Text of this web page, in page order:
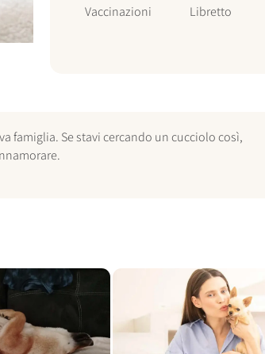
Vaccinazioni
Libretto
famiglia. Se stavi cercando un cucciolo così,